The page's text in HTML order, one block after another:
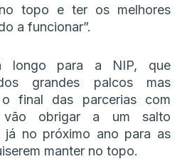
topo e ter os melhores
a funcionar”.
longo para a NIP, que
grandes palcos mas
final das parcerias com
obrigar a um salto
já no próximo ano para as
manter no topo.